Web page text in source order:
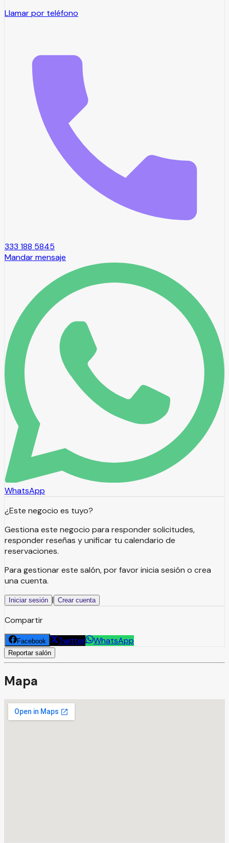
Llamar por teléfono
333 188 5845
Mandar mensaje
WhatsApp
¿Este negocio es tuyo?
Gestiona este negocio para responder solicitudes,
responder reseñas y unificar tu calendario de
reservaciones.
Para gestionar este salón, por favor inicia sesión o crea
una cuenta.
Iniciar sesión | Crear cuenta
Compartir
Facebook Twitter WhatsApp
Reportar salón
Mapa